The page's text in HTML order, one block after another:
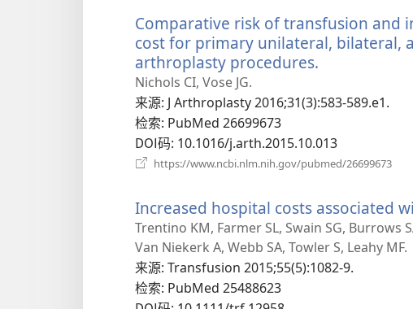
窗
口）
Comparative risk of transfusion and
cost for primary unilateral, bilateral,
arthroplasty procedures.
新
口）
Nichols CI, Vose JG.
来源‎: J Arthroplasty 2016;31(3):583-589.e1.
检索‎: PubMed 26699673
DOI码‎: 10.1016/j.arth.2015.10.013
https://www.ncbi.nlm.nih.gov/pubmed/26699673
窗
口）
Increased hospital costs associated
Trentino KM, Farmer SL, Swain SG, Burrows
Van Niekerk A, Webb SA, Towler S, Leahy MF.
来源‎: Transfusion 2015;55(5):1082-9.
检索‎: PubMed 25488623